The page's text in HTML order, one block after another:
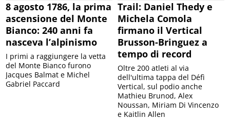
8 agosto 1786, la prima
ascensione del Monte
Bianco: 240 anni fa
nasceva l’alpinismo
I primi a raggiungere la vetta
del Monte Bianco furono
Jacques Balmat e Michel
Gabriel Paccard
Trail: Daniel Thedy e
Michela Comola
firmano il Vertical
Brusson-Bringuez a
tempo di record
Oltre 200 atleti al via
dell'ultima tappa del Défì
Vertical, sul podio anche
Mathieu Brunod, Alex
Noussan, Miriam Di Vincenzo
e Kaitlin Allen